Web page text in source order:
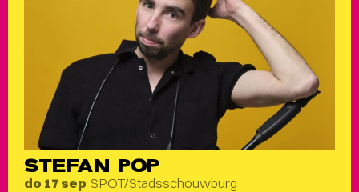
STEFAN POP
do 17 sep SPOT/Stadsschouwburg